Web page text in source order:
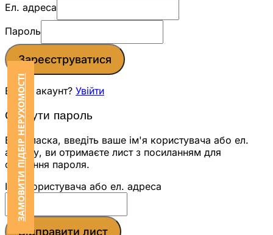
ЗАМОВИТИ ПІДБІР НЕРУХОМОСТІ
Ел. адреса
Пароль
Зареєструватися
Вже є акаунт? Увійти
Скинути пароль
Будь ласка, введіть ваше ім'я користувача або ел.
адресу, ви отримаєте лист з посиланням для
скидання пароля.
Ім'я користувача або ел. адреса
Відправити лист